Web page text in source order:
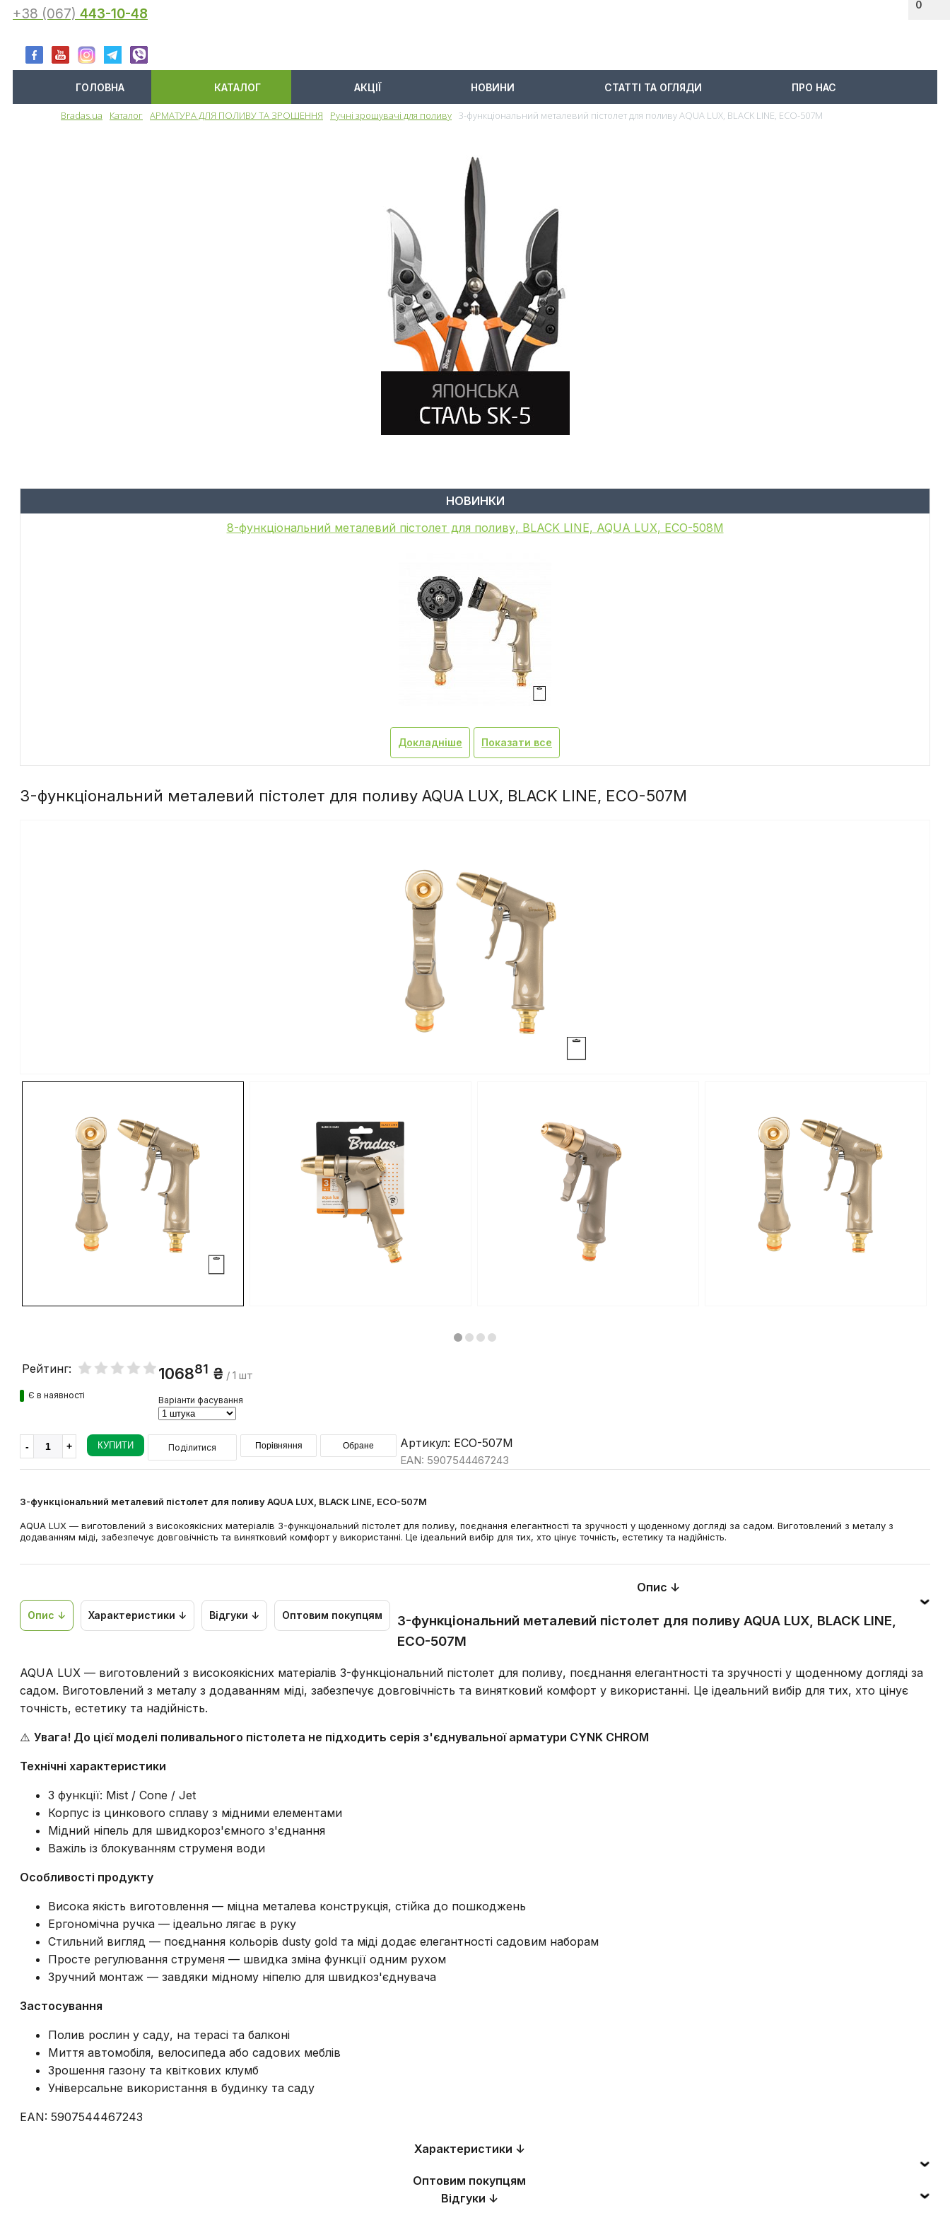
0
+38 (067) 443-10-48
ГОЛОВНА КАТАЛОГ АКЦІЇ НОВИНИ СТАТТІ ТА ОГЛЯДИ ПРО НАС
Bradas.ua Каталог АРМАТУРА ДЛЯ ПОЛИВУ ТА ЗРОШЕННЯ Ручні зрошувачі для поливу 3-функціональний металевий пістолет для поливу AQUA LUX, BLACK LINE, ECO-507M
НОВИНКИ
8-функціональний металевий пістолет для поливу, BLACK LINE, AQUA LUX, ECO-508M
Докладніше Показати все
3-функціональний металевий пістолет для поливу AQUA LUX, BLACK LINE, ECO-507M
Рейтинг:
Є в наявності
106881 ₴ / 1 шт
Варіанти фасування
КУПИТИ Поділитися Порівняння Обране Артикул: ECO-507M
EAN: 5907544467243
3-функціональний металевий пістолет для поливу AQUA LUX, BLACK LINE, ECO-507M
AQUA LUX — виготовлений з високоякісних матеріалів 3-функціональний пістолет для поливу, поєднання елегантності та зручності у щоденному догляді за садом. Виготовлений з металу з
додаванням міді, забезпечує довговічність та винятковий комфорт у використанні. Це ідеальний вибір для тих, хто цінує точність, естетику та надійність.
Опис ↓ Характеристики ↓ Відгуки ↓ Оптовим покупцям
Опис ↓
3-функціональний металевий пістолет для поливу AQUA LUX, BLACK LINE,
ECO-507M
AQUA LUX — виготовлений з високоякісних матеріалів 3-функціональний пістолет для поливу, поєднання елегантності та зручності у щоденному догляді за
садом. Виготовлений з металу з додаванням міді, забезпечує довговічність та винятковий комфорт у використанні. Це ідеальний вибір для тих, хто цінує
точність, естетику та надійність.
⚠️ Увага! До цієї моделі поливального пістолета не підходить серія з'єднувальної арматури CYNK CHROM
Технічні характеристики
3 функції: Mist / Cone / Jet
Корпус із цинкового сплаву з мідними елементами
Мідний ніпель для швидкороз'ємного з'єднання
Важіль із блокуванням струменя води
Особливості продукту
Висока якість виготовлення — міцна металева конструкція, стійка до пошкоджень
Ергономічна ручка — ідеально лягає в руку
Стильний вигляд — поєднання кольорів dusty gold та міді додає елегантності садовим наборам
Просте регулювання струменя — швидка зміна функції одним рухом
Зручний монтаж — завдяки мідному ніпелю для швидкоз'єднувача
Застосування
Полив рослин у саду, на терасі та балконі
Миття автомобіля, велосипеда або садових меблів
Зрошення газону та квіткових клумб
Універсальне використання в будинку та саду
EAN: 5907544467243
Характеристики ↓
Оптовим покупцям
Відгуки ↓